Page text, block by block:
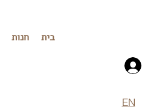
חנות בית
EN